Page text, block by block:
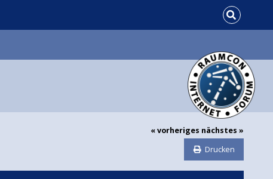
« vorheriges nächstes »
Drucken